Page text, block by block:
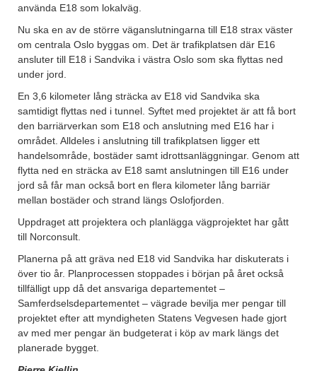
använda E18 som lokalväg.
Nu ska en av de större väganslutningarna till E18 strax väster
om centrala Oslo byggas om. Det är trafikplatsen där E16
ansluter till E18 i Sandvika i västra Oslo som ska flyttas ned
under jord.
En 3,6 kilometer lång sträcka av E18 vid Sandvika ska
samtidigt flyttas ned i tunnel. Syftet med projektet är att få bort
den barriärverkan som E18 och anslutning med E16 har i
området. Alldeles i anslutning till trafikplatsen ligger ett
handelsområde, bostäder samt idrottsanläggningar. Genom att
flytta ned en sträcka av E18 samt anslutningen till E16 under
jord så får man också bort en flera kilometer lång barriär
mellan bostäder och strand längs Oslofjorden.
Uppdraget att projektera och planlägga vägprojektet har gått
till Norconsult.
Planerna på att gräva ned E18 vid Sandvika har diskuterats i
över tio år. Planprocessen stoppades i början på året också
tillfälligt upp då det ansvariga departementet –
Samferdselsdepartementet – vägrade bevilja mer pengar till
projektet efter att myndigheten Statens Vegvesen hade gjort
av med mer pengar än budgeterat i köp av mark längs det
planerade bygget.